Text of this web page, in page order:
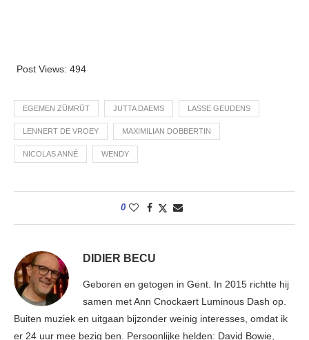
Post Views: 494
EGEMEN ZÜMRÜT JUTTA DAEMS LASSE GEUDENS
LENNERT DE VROEY MAXIMILIAN DOBBERTIN
NICOLAS ANNÉ WENDY
0
DIDIER BECU
Geboren en getogen in Gent. In 2015 richtte hij
samen met Ann Cnockaert Luminous Dash op.
Buiten muziek en uitgaan bijzonder weinig interesses, omdat ik
er 24 uur mee bezig ben. Persoonlijke helden: David Bowie,